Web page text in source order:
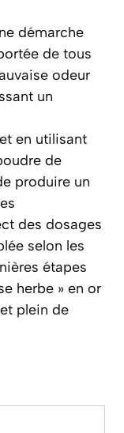
démarche
de tous
odeur
un
en utilisant
de
produire un
des dosages
selon les
étapes
herbe » en or
plein de